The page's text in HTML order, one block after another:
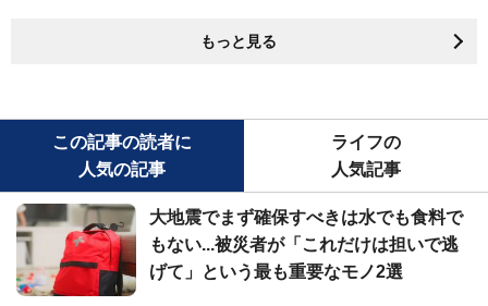
もっと見る
この記事の読者に
人気の記事
ライフの
人気記事
大地震でまず確保すべきは水でも食料で
もない...被災者が「これだけは担いで逃
げて」という最も重要なモノ2選